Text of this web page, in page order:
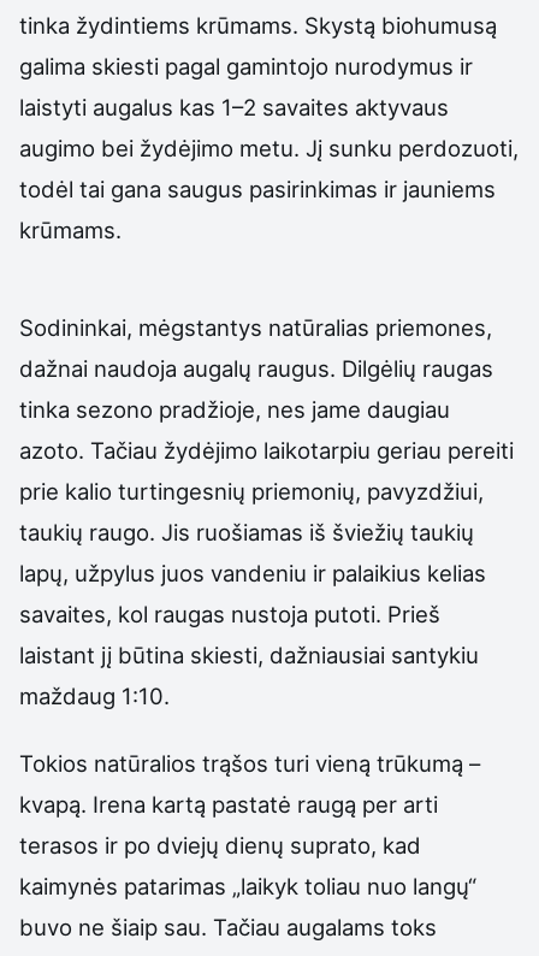
tinka žydintiems krūmams. Skystą biohumusą
galima skiesti pagal gamintojo nurodymus ir
laistyti augalus kas 1–2 savaites aktyvaus
augimo bei žydėjimo metu. Jį sunku perdozuoti,
todėl tai gana saugus pasirinkimas ir jauniems
krūmams.
Sodininkai, mėgstantys natūralias priemones,
dažnai naudoja augalų raugus. Dilgėlių raugas
tinka sezono pradžioje, nes jame daugiau
azoto. Tačiau žydėjimo laikotarpiu geriau pereiti
prie kalio turtingesnių priemonių, pavyzdžiui,
taukių raugo. Jis ruošiamas iš šviežių taukių
lapų, užpylus juos vandeniu ir palaikius kelias
savaites, kol raugas nustoja putoti. Prieš
laistant jį būtina skiesti, dažniausiai santykiu
maždaug 1:10.
Tokios natūralios trąšos turi vieną trūkumą –
kvapą. Irena kartą pastatė raugą per arti
terasos ir po dviejų dienų suprato, kad
kaimynės patarimas „laikyk toliau nuo langų“
buvo ne šiaip sau. Tačiau augalams toks